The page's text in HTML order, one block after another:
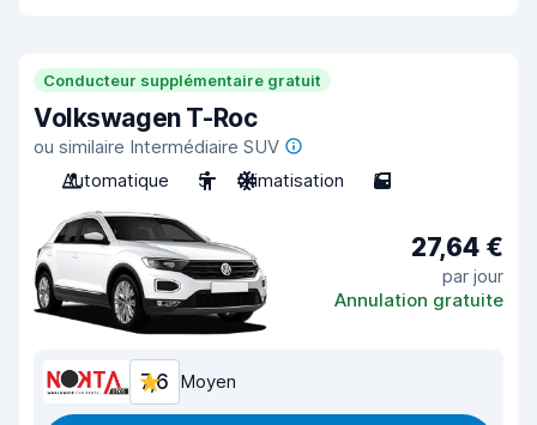
Conducteur supplémentaire gratuit
Volkswagen T-Roc
ou similaire Intermédiaire SUV
Automatique
5 Climatisation 5
27,64 €
par jour
Annulation gratuite
7,6 Moyen